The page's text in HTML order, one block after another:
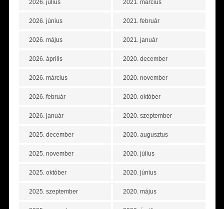
2026. július
2026. június
2026. május
2026. április
2026. március
2026. február
2026. január
2025. december
2025. november
2025. október
2025. szeptember
2021. március
2021. február
2021. január
2020. december
2020. november
2020. október
2020. szeptember
2020. augusztus
2020. július
2020. június
2020. május